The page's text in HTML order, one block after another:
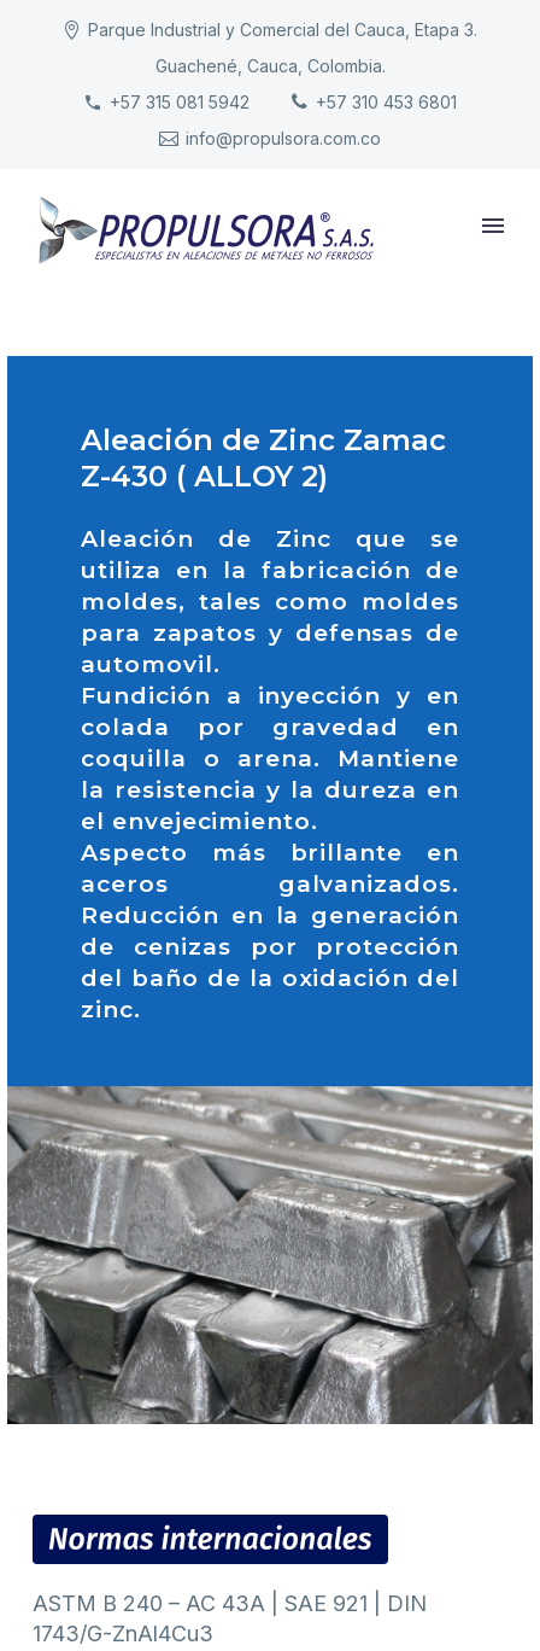
Parque Industrial y Comercial del Cauca, Etapa 3.
Guachené, Cauca, Colombia.
+57 315 081 5942
+57 310 453 6801
info@propulsora.com.co
INICIO
PRODUCTOS
Aleación de Zinc Zamac
Z-430 ( ALLOY 2)
Aleación de Zinc que se
utiliza en la fabricación de
moldes, tales como moldes
para zapatos y defensas de
automovil.
Fundición a inyección y en
colada por gravedad en
coquilla o arena. Mantiene
la resistencia y la dureza en
el envejecimiento.
Aspecto más brillante en
aceros galvanizados.
Reducción en la generación
de cenizas por protección
del baño de la oxidación del
zinc.
ASTM B 240 – AC 43A | SAE 921 | DIN
1743/G-ZnAl4Cu3